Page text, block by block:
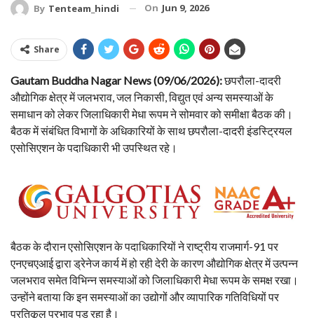
By Tenteam_hindi On Jun 9, 2026
Share
Gautam Buddha Nagar News (09/06/2026):छपरौला-दादरी
औद्योगिक क्षेत्र में जलभराव, जल निकासी, विद्युत एवं अन्य समस्याओं के
समाधान को लेकर जिलाधिकारी मेधा रूपम ने सोमवार को समीक्षा बैठक की।
बैठक में संबंधित विभागों के अधिकारियों के साथ छपरौला-दादरी इंडस्ट्रियल
एसोसिएशन के पदाधिकारी भी उपस्थित रहे।
बैठक के दौरान एसोसिएशन के पदाधिकारियों ने राष्ट्रीय राजमार्ग-91 पर
एनएचएआई द्वारा ड्रेनेज कार्य में हो रही देरी के कारण औद्योगिक क्षेत्र में उत्पन्न
जलभराव समेत विभिन्न समस्याओं को जिलाधिकारी मेधा रूपम के समक्ष रखा।
उन्होंने बताया कि इन समस्याओं का उद्योगों और व्यापारिक गतिविधियों पर
प्रतिकूल प्रभाव पड़ रहा है।